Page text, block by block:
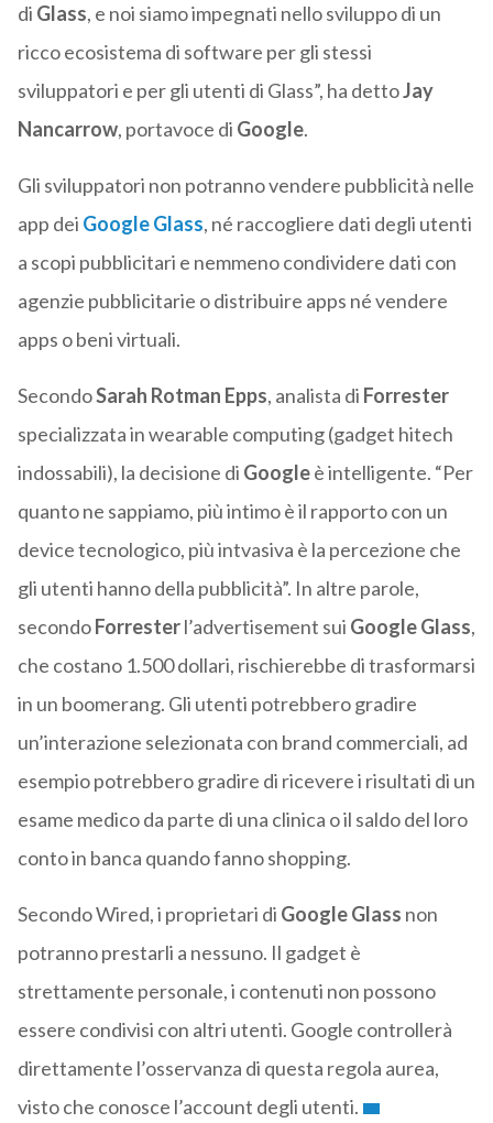
di Glass, e noi siamo impegnati nello sviluppo di un
ricco ecosistema di software per gli stessi
sviluppatori e per gli utenti di Glass”, ha dettoJay
Nancarrow, portavoce di Google.
Gli sviluppatori non potranno vendere pubblicità nelle
app dei Google Glass, né raccogliere dati degli utenti
a scopi pubblicitari e nemmeno condividere dati con
agenzie pubblicitarie o distribuire apps né vendere
apps o beni virtuali.
SecondoSarah Rotman Epps, analista di Forrester
specializzata in wearable computing (gadget hitech
indossabili), la decisione di Googleè intelligente. “Per
quanto ne sappiamo, più intimo è il rapporto con un
device tecnologico, più intvasiva è la percezione che
gli utenti hanno della pubblicità”. In altre parole,
secondoForresterl’advertisement sui Google Glass,
che costano 1.500 dollari, rischierebbe di trasformarsi
in un boomerang. Gli utenti potrebbero gradire
un’interazione selezionata con brand commerciali, ad
esempio potrebbero gradire di ricevere i risultati di un
esame medico da parte di una clinica o il saldo del loro
conto in banca quando fanno shopping.
Secondo Wired, i proprietari di Google Glass non
potranno prestarli a nessuno. Il gadget è
strettamente personale, i contenuti non possono
essere condivisi con altri utenti. Google controllerà
direttamente l’osservanza di questa regola aurea,
visto che conosce l’account degli utenti.